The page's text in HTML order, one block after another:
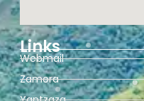
Links
Webmail
Zamora